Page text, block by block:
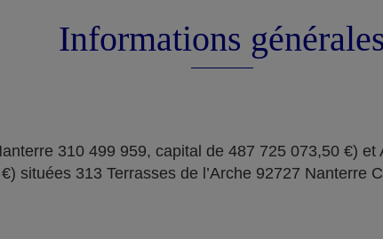
Informations générales
310 499 959, capital de 487 725 073,50 €)
situées 313 Terrasses de l’Arche 92727 Nanterre